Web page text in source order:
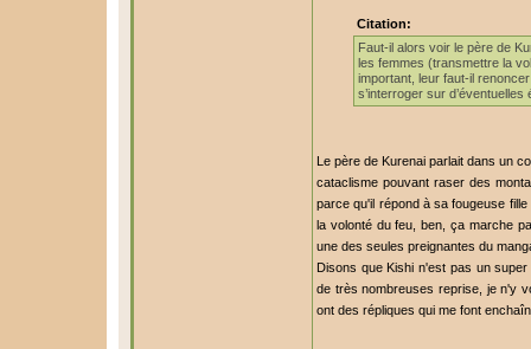
Citation:
Faut-il alors voir le père de
les femmes (transmettre la
important, leur faut-il
s’interroger sur d’éventuelles
Le père de Kurenai parlait dans un
cataclisme pouvant raser des
parce qu'il répond à sa fougeuse
la volonté du feu, ben, ça marche
une des seules preignantes du
Disons que Kishi n'est pas un
de très nombreuses reprise, je n'y
ont des répliques qui me font